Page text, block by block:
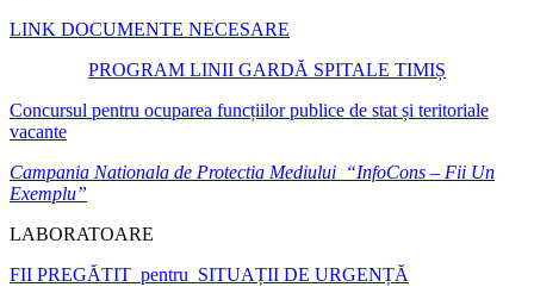
LINK DOCUMENTE NECESARE
PROGRAM LINII GARDĂ SPITALE TIMIȘ
Concursul pentru ocuparea funcțiilor publice de stat și teritoriale
vacante
Campania Nationala de Protectia Mediului “InfoCons – Fii Un
Exemplu”
LABORATOARE
FII PREGĂTIT pentru SITUAȚII DE URGENȚĂ